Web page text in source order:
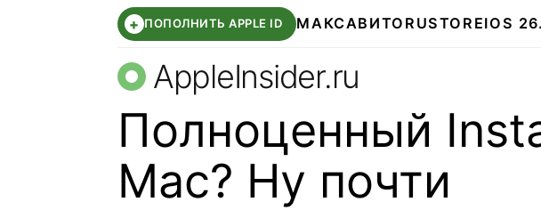
+ ПОПОЛНИТЬ APPLE ID МАКСАВИТО RUSTOREIOS
AppleInsider.ru
Полноценный
Mac? Ну почти